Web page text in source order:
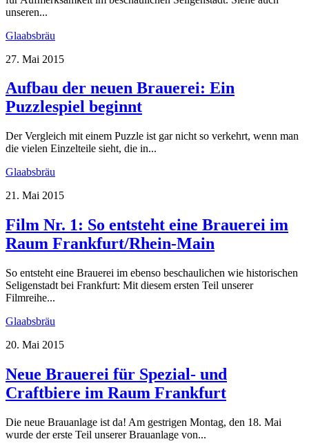
unseren...
Glaabsbräu
27. Mai 2015
Aufbau der neuen Brauerei: Ein
Puzzlespiel beginnt
Der Vergleich mit einem Puzzle ist gar nicht so verkehrt, wenn man
die vielen Einzelteile sieht, die in...
Glaabsbräu
21. Mai 2015
Film Nr. 1: So entsteht eine Brauerei im
Raum Frankfurt/Rhein-Main
So entsteht eine Brauerei im ebenso beschaulichen wie historischen
Seligenstadt bei Frankfurt: Mit diesem ersten Teil unserer
Filmreihe...
Glaabsbräu
20. Mai 2015
Neue Brauerei für Spezial- und
Craftbiere im Raum Frankfurt
Die neue Brauanlage ist da! Am gestrigen Montag, den 18. Mai
wurde der erste Teil unserer Brauanlage von...